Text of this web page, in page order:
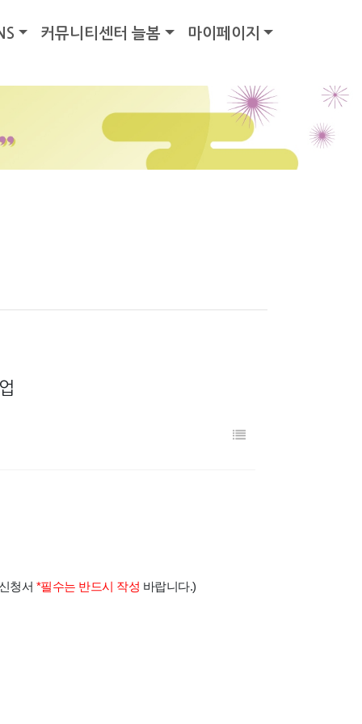
커뮤니티센터 늘봄 마이페이지
청서 *필수는 반드시 작성 바랍니다.)